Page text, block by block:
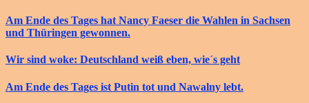
Am Ende des Tages hat Nancy Faeser die Wahlen in Sachsen
und Thüringen gewonnen.
Wir sind woke: Deutschland weiß eben, wie´s geht
Am Ende des Tages ist Putin tot und Nawalny lebt.